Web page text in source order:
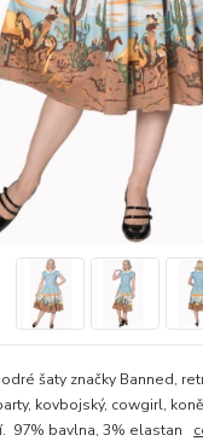
šaty značky Banned,
kovbojský, cowgirl,
97% bavlna, 3% elastan